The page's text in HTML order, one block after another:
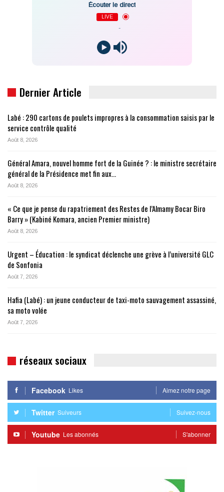
Écouter le direct
LIVE
Dernier Article
Labé : 290 cartons de poulets impropres à la consommation saisis par le
service contrôle qualité
Août 8, 2026
Général Amara, nouvel homme fort de la Guinée ? : le ministre secrétaire
général de la Présidence met fin aux…
Août 8, 2026
« Ce que je pense du rapatriement des Restes de l’Almamy Bocar Biro
Barry » (Kabiné Komara, ancien Premier ministre)
Août 8, 2026
Urgent – Éducation : le syndicat déclenche une grève à l’université GLC
de Sonfonia
Août 7, 2026
Hafia (Labé) : un jeune conducteur de taxi-moto sauvagement assassiné,
sa moto volée
Août 7, 2026
réseaux sociaux
Facebook Likes Aimez notre page
Twitter Suiveurs Suivez-nous
Youtube Les abonnés S'abonner